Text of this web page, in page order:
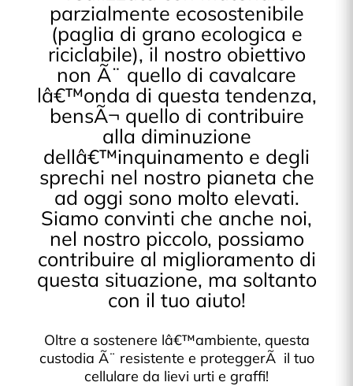
parzialmente ecosostenibile
(paglia di grano ecologica e
riciclabile), il nostro obiettivo
non Ã¨ quello di cavalcare
lâ€™onda di questa tendenza,
bensÃ¬ quello di contribuire
alla diminuzione
dellâ€™inquinamento e degli
sprechi nel nostro pianeta che
ad oggi sono molto elevati.
Siamo convinti che anche noi,
nel nostro piccolo, possiamo
contribuire al miglioramento di
questa situazione, ma soltanto
con il tuo aiuto!
Oltre a sostenere lâ€™ambiente, questa
custodia Ã¨ resistente e proteggerÃ il tuo
cellulare da lievi urti e graffi!